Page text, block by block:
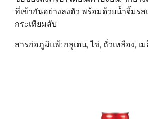
ที่เข้ากันอย่างลงตัว พร้อมด้วยน้ำจิ้มรส
กระเทียมสับ
สารก่อภูมิแพ้: กลูเตน, ไข่, ถั่วเหลือง, เม